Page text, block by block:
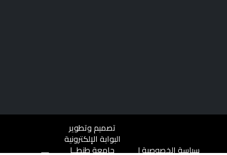
سياسة الخصوصية|
تصميم وتطوير
البوابة الإلكترونية
جامعة طنطــا